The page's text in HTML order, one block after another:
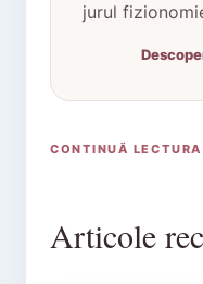
jurul
CONTINUĂ LECTURA
Articole